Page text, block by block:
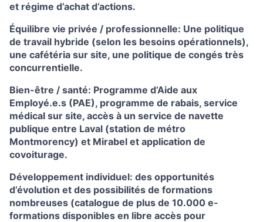
et régime d’achat d’actions.
Équilibre vie privée / professionnelle: Une politique
de travail hybride (selon les besoins opérationnels),
une cafétéria sur site, une politique de congés très
concurrentielle.
Bien-être / santé: Programme d’Aide aux
Employé.e.s (PAE), programme de rabais, service
médical sur site, accès à un service de navette
publique entre Laval (station de métro
Montmorency) et Mirabel et application de
covoiturage.
Développement individuel: des opportunités
d’évolution et des possibilités de formations
nombreuses (catalogue de plus de 10.000 e-
formations disponibles en libre accès pour